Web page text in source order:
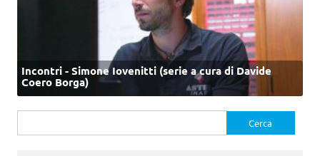
Incontri - Simone Iovenitti (serie a cura di Davide
Coero Borga)
per: